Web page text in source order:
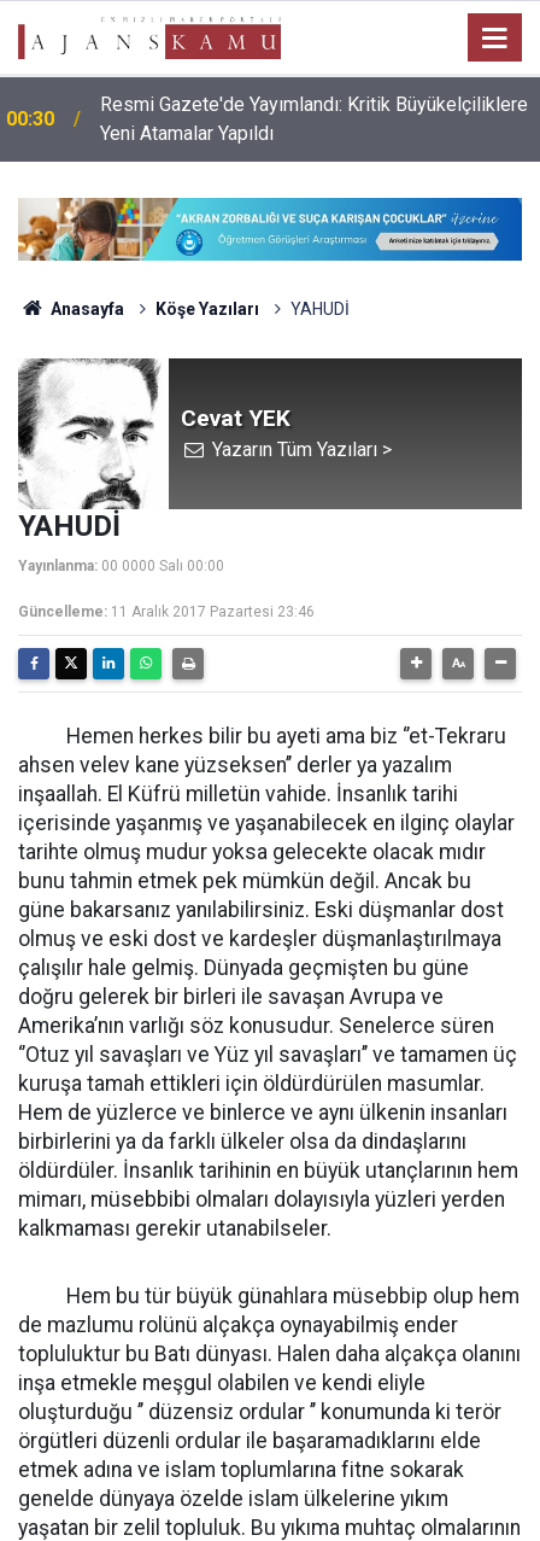
00:30
Resmi Gazete'de Yayımlandı: Kritik Büyükelçiliklere
Yeni Atamalar Yapıldı
Anasayfa Köşe Yazıları YAHUDİ
Cevat YEK
Yazarın Tüm Yazıları >
YAHUDİ
Yayınlanma: 00 0000 Salı 00:00
Güncelleme: 11 Aralık 2017 Pazartesi 23:46
Hemen herkes bilir bu ayeti ama biz ‘’et-Tekraru
ahsen velev kane yüzseksen’’ derler ya yazalım
inşaallah. El Küfrü milletün vahide. İnsanlık tarihi
içerisinde yaşanmış ve yaşanabilecek en ilginç olaylar
tarihte olmuş mudur yoksa gelecekte olacak mıdır
bunu tahmin etmek pek mümkün değil. Ancak bu
güne bakarsanız yanılabilirsiniz. Eski düşmanlar dost
olmuş ve eski dost ve kardeşler düşmanlaştırılmaya
çalışılır hale gelmiş. Dünyada geçmişten bu güne
doğru gelerek bir birleri ile savaşan Avrupa ve
Amerika’nın varlığı söz konusudur. Senelerce süren
‘’Otuz yıl savaşları ve Yüz yıl savaşları’’ ve tamamen üç
kuruşa tamah ettikleri için öldürdürülen masumlar.
Hem de yüzlerce ve binlerce ve aynı ülkenin insanları
birbirlerini ya da farklı ülkeler olsa da dindaşlarını
öldürdüler. İnsanlık tarihinin en büyük utançlarının hem
mimarı, müsebbibi olmaları dolayısıyla yüzleri yerden
kalkmaması gerekir utanabilseler.
Hem bu tür büyük günahlara müsebbip olup hem
de mazlumu rolünü alçakça oynayabilmiş ender
topluluktur bu Batı dünyası. Halen daha alçakça olanını
inşa etmekle meşgul olabilen ve kendi eliyle
oluşturduğu ’’ düzensiz ordular ’’ konumunda ki terör
örgütleri düzenli ordular ile başaramadıklarını elde
etmek adına ve islam toplumlarına fitne sokarak
genelde dünyaya özelde islam ülkelerine yıkım
yaşatan bir zelil topluluk. Bu yıkıma muhtaç olmalarının